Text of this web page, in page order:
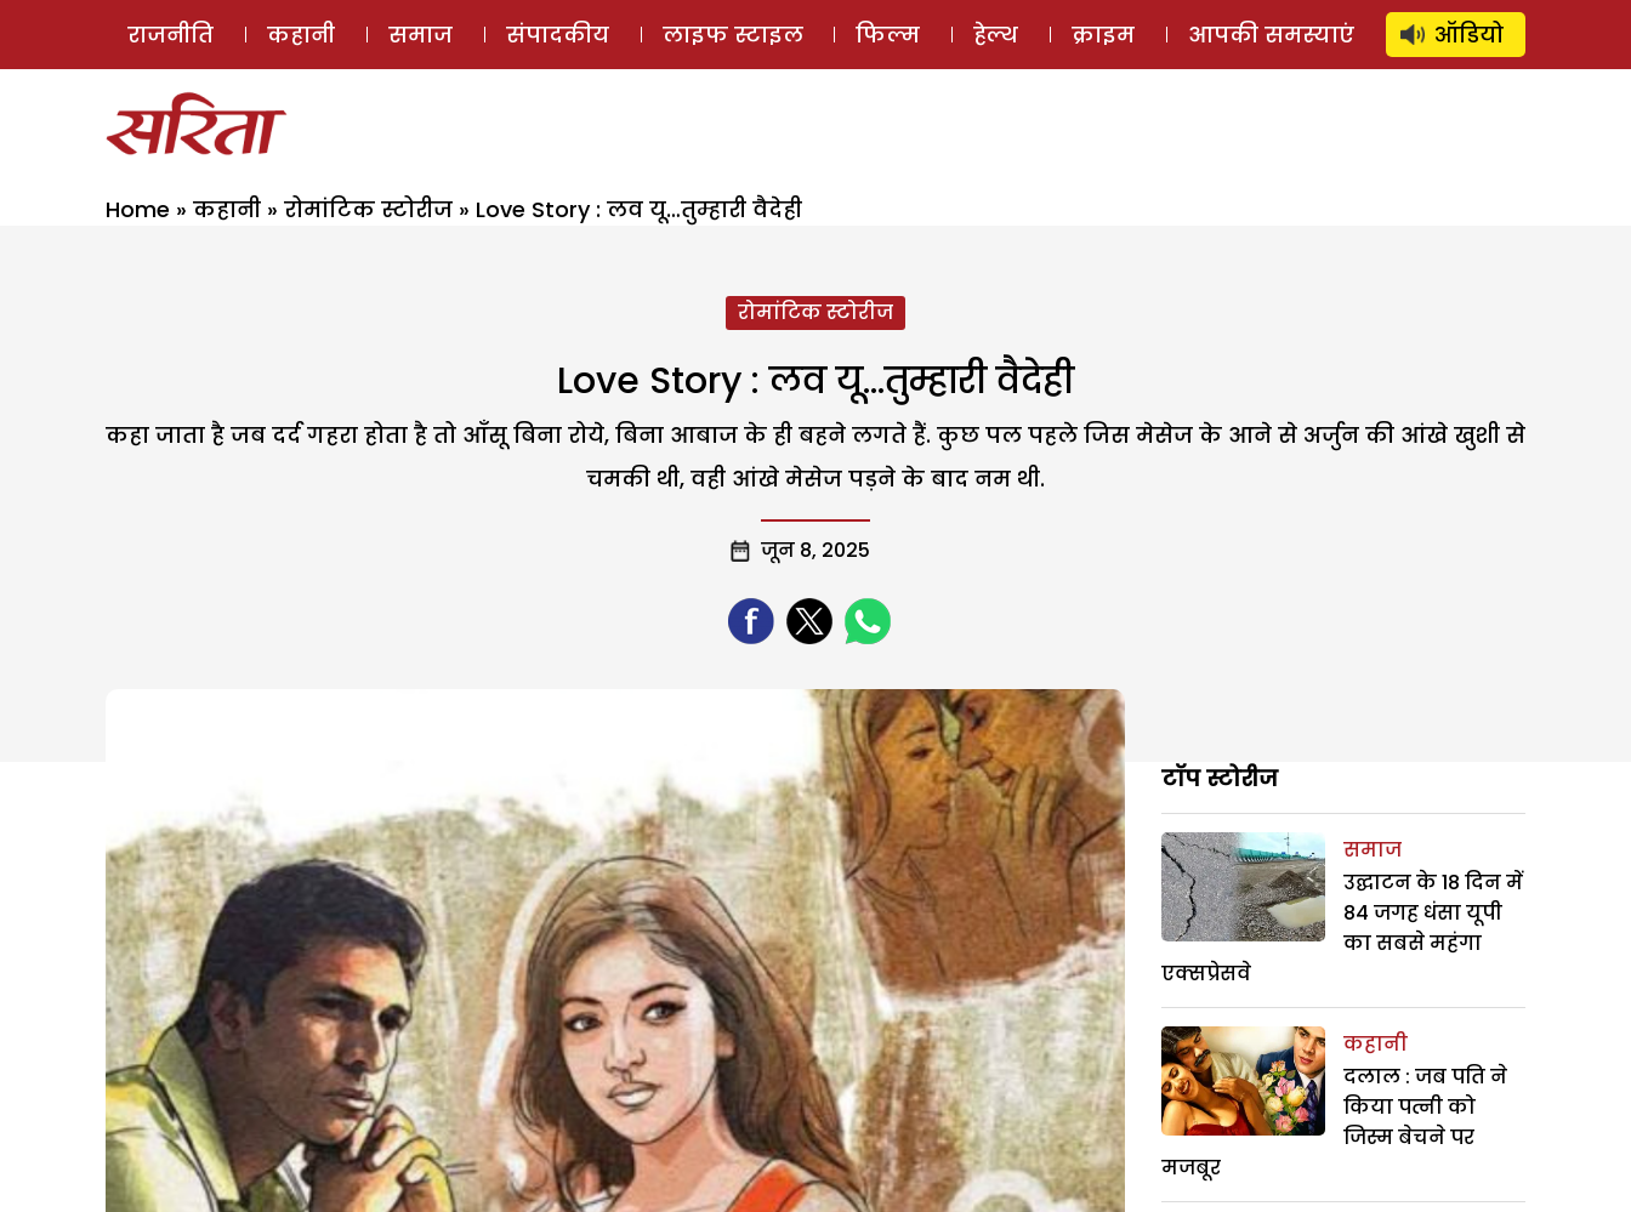
ई-मैगज़ीन ऑडियो स्टोरी लॉग इन ⚲ SUBSCRIBE
राजनीति कहानी समाज संपादकीय लाइफ स्टाइल फिल्म हेल्थ क्राइम आपकी समस्याएं ऑडियो
Home » कहानी » रोमांटिक स्टोरीज » Love Story : लव यू…तुम्हारी वैदेही
रोमांटिक स्टोरीज
Love Story : लव यू…तुम्हारी वैदेही
कहा जाता है जब दर्द गहरा होता है तो आँसू बिना रोये, बिना आबाज के ही बहने लगते हैं. कुछ पल पहले जिस मेसेज के आने से अर्जुन की आंखे खुशी से
चमकी थी, वही आंखे मेसेज पड़ने के बाद नम थी.
जून 8, 2025
टॉप स्टोरीज
समाज
उद्घाटन के 18 दिन में
84 जगह धंसा यूपी
का सबसे महंगा
एक्सप्रेसवे
कहानी
दलाल : जब पति ने
किया पत्नी को
जिस्म बेचने पर
मजबूर